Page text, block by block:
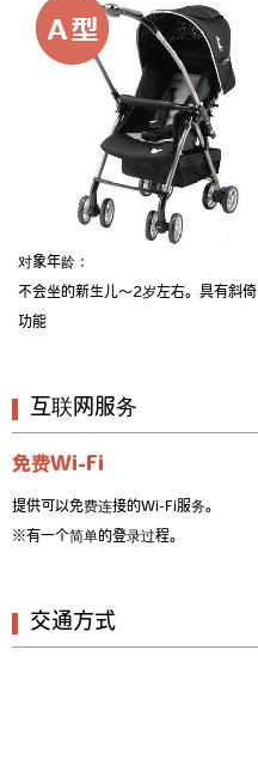
对象年龄：
不会坐的新生儿～2岁左右。具有斜倚
功能
互联网服务
免费Wi-Fi
提供可以免费连接的Wi-Fi服务。
※有一个简单的登录过程。
交通方式